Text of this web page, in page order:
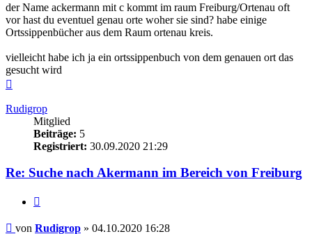
der Name ackermann mit c kommt im raum Freiburg/Ortenau oft
vor hast du eventuel genau orte woher sie sind? habe einige
Ortssippenbücher aus dem Raum ortenau kreis.
vielleicht habe ich ja ein ortssippenbuch von dem genauen ort das
gesucht wird
Rudigrop
Mitglied
Beiträge: 5
Registriert: 30.09.2020 21:29
Re: Suche nach Akermann im Bereich von Freiburg
Beitrag
von Rudigrop » 04.10.2020 16:28